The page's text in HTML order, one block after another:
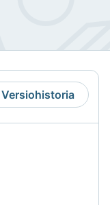
Versiohistoria